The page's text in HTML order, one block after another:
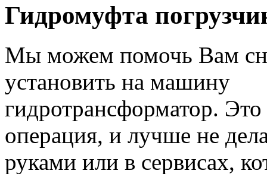
Гидромуфта
Мы можем помочь Вам
установить на машину
гидротрансформатор. Это
операция, и лучше не
руками или в сервисах,